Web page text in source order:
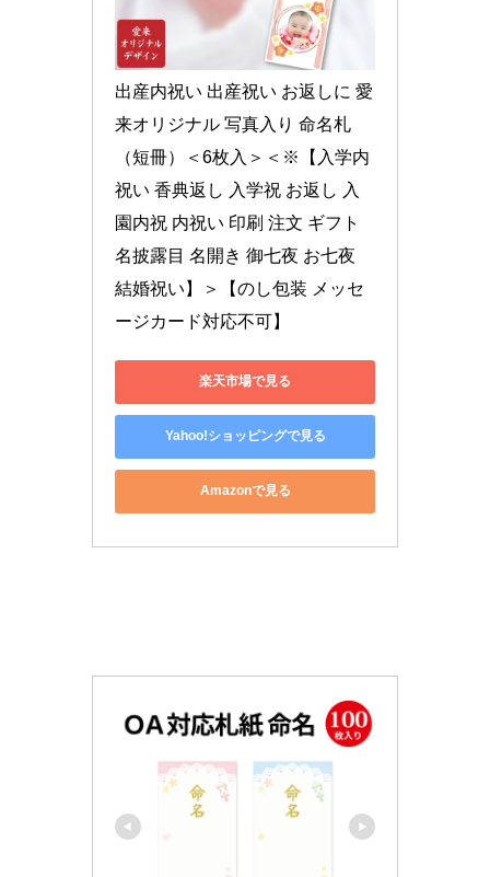
出産内祝い 出産祝い お返しに 愛
来オリジナル 写真入り 命名札
（短冊）＜6枚入＞＜※【入学内
祝い 香典返し 入学祝 お返し 入
園内祝 内祝い 印刷 注文 ギフト
名披露目 名開き 御七夜 お七夜
結婚祝い】＞【のし包装 メッセ
ージカード対応不可】
楽天市場で見る
Yahoo!ショッピングで見る
Amazonで見る